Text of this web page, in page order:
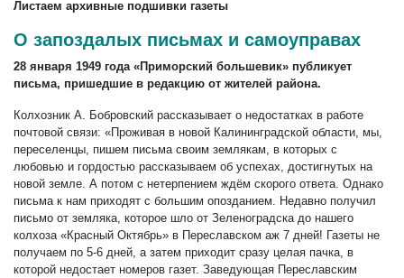
Листаем архивные подшивки газеты
О запоздалых письмах и самоуправах
28 января 1949 года «Приморский большевик» публикует
письма, пришедшие в редакцию от жителей района.
Колхозник А. Бобровский рассказывает о недостатках в работе
почтовой связи: «Проживая в новой Калининградской области, мы,
переселенцы, пишем письма своим землякам, в которых с
любовью и гордостью рассказываем об успехах, достигнутых на
новой земле. А потом с нетерпением ждём скорого ответа. Однако
письма к нам приходят с большим опозданием. Недавно получил
письмо от земляка, которое шло от Зеленоградска до нашего
колхоза «Красный Октябрь» в Переславском аж 7 дней! Газеты не
получаем по 5-6 дней, а затем приходит сразу целая пачка, в
которой недостает номеров газет. Заведующая Переславским